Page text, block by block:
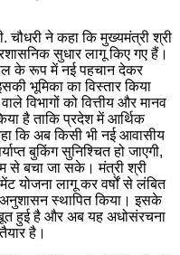
ने कहा कि मुख्यमंत्री श्री
सुधार लागू किए गए हैं।
के रूप में नई पहचान देकर
भूमिका का विस्तार किया
विभागों को वित्तीय और मानव
है ताकि प्रदेश में आर्थिक
कि अब किसी भी नई आवासीय
बुकिंग सुनिश्चित हो जाएगी,
से बचा जा सके। मंत्री श्री
योजना लागू कर वर्षों से लंबित
अनुशासन स्थापित किया। इसके
हुई है और अब यह अधोसंरचना
है।